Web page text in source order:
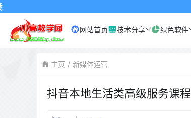
网站首页 技术分享 绿色软件
主页 新媒体运营
抖音本地生活类高级服务课程